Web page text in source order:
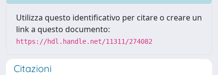
Utilizza questo identificativo per citare o creare un
link a questo documento:
https://hdl.handle.net/11311/274082
Citazioni